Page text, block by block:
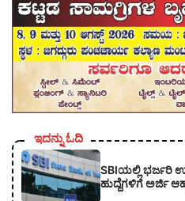
ಇದನ್ನು ಓದಿ
SBIಯಲ್ಲಿ ಭರ್ಜರಿ
ಹುದ್ದೆಗಳಿಗೆ ಅರ್ಜಿ